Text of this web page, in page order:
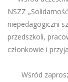
NSZZ
niepedagogiczni
przedszkoli,
członkowie i
Wśród